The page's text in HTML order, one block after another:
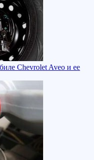
Chevrolet Aveo и ее